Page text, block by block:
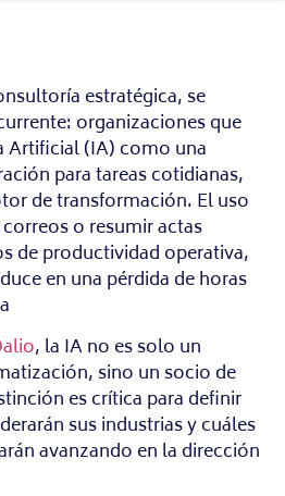
estratégica, se
organizaciones que
Artificial (IA) como una
para tareas cotidianas,
de transformación. El uso
o resumir actas
de productividad operativa,
en una pérdida de horas
, la IA no es solo un
sino un socio de
es crítica para definir
sus industrias y cuáles
avanzando en la dirección